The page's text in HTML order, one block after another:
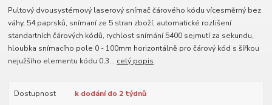
Pultový dvousystémový laserový snímač čárového kódu vícesměrný bez
váhy, 54 paprsků, snímaní ze 5 stran zboží, automatické rozlišení
standartních čárových kódů, rychlost snímání 5400 sejmutí za sekundu,
hloubka snímacího pole 0 - 100mm horizontálně pro čárový kód s šířkou
nejužšího elementu kódu 0,3... celý popis
Dostupnost
k dodání do 2 týdnů